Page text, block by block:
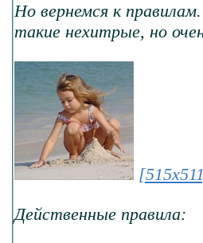
Но вернемся к
такие нехитрые, но
Действенные правила: